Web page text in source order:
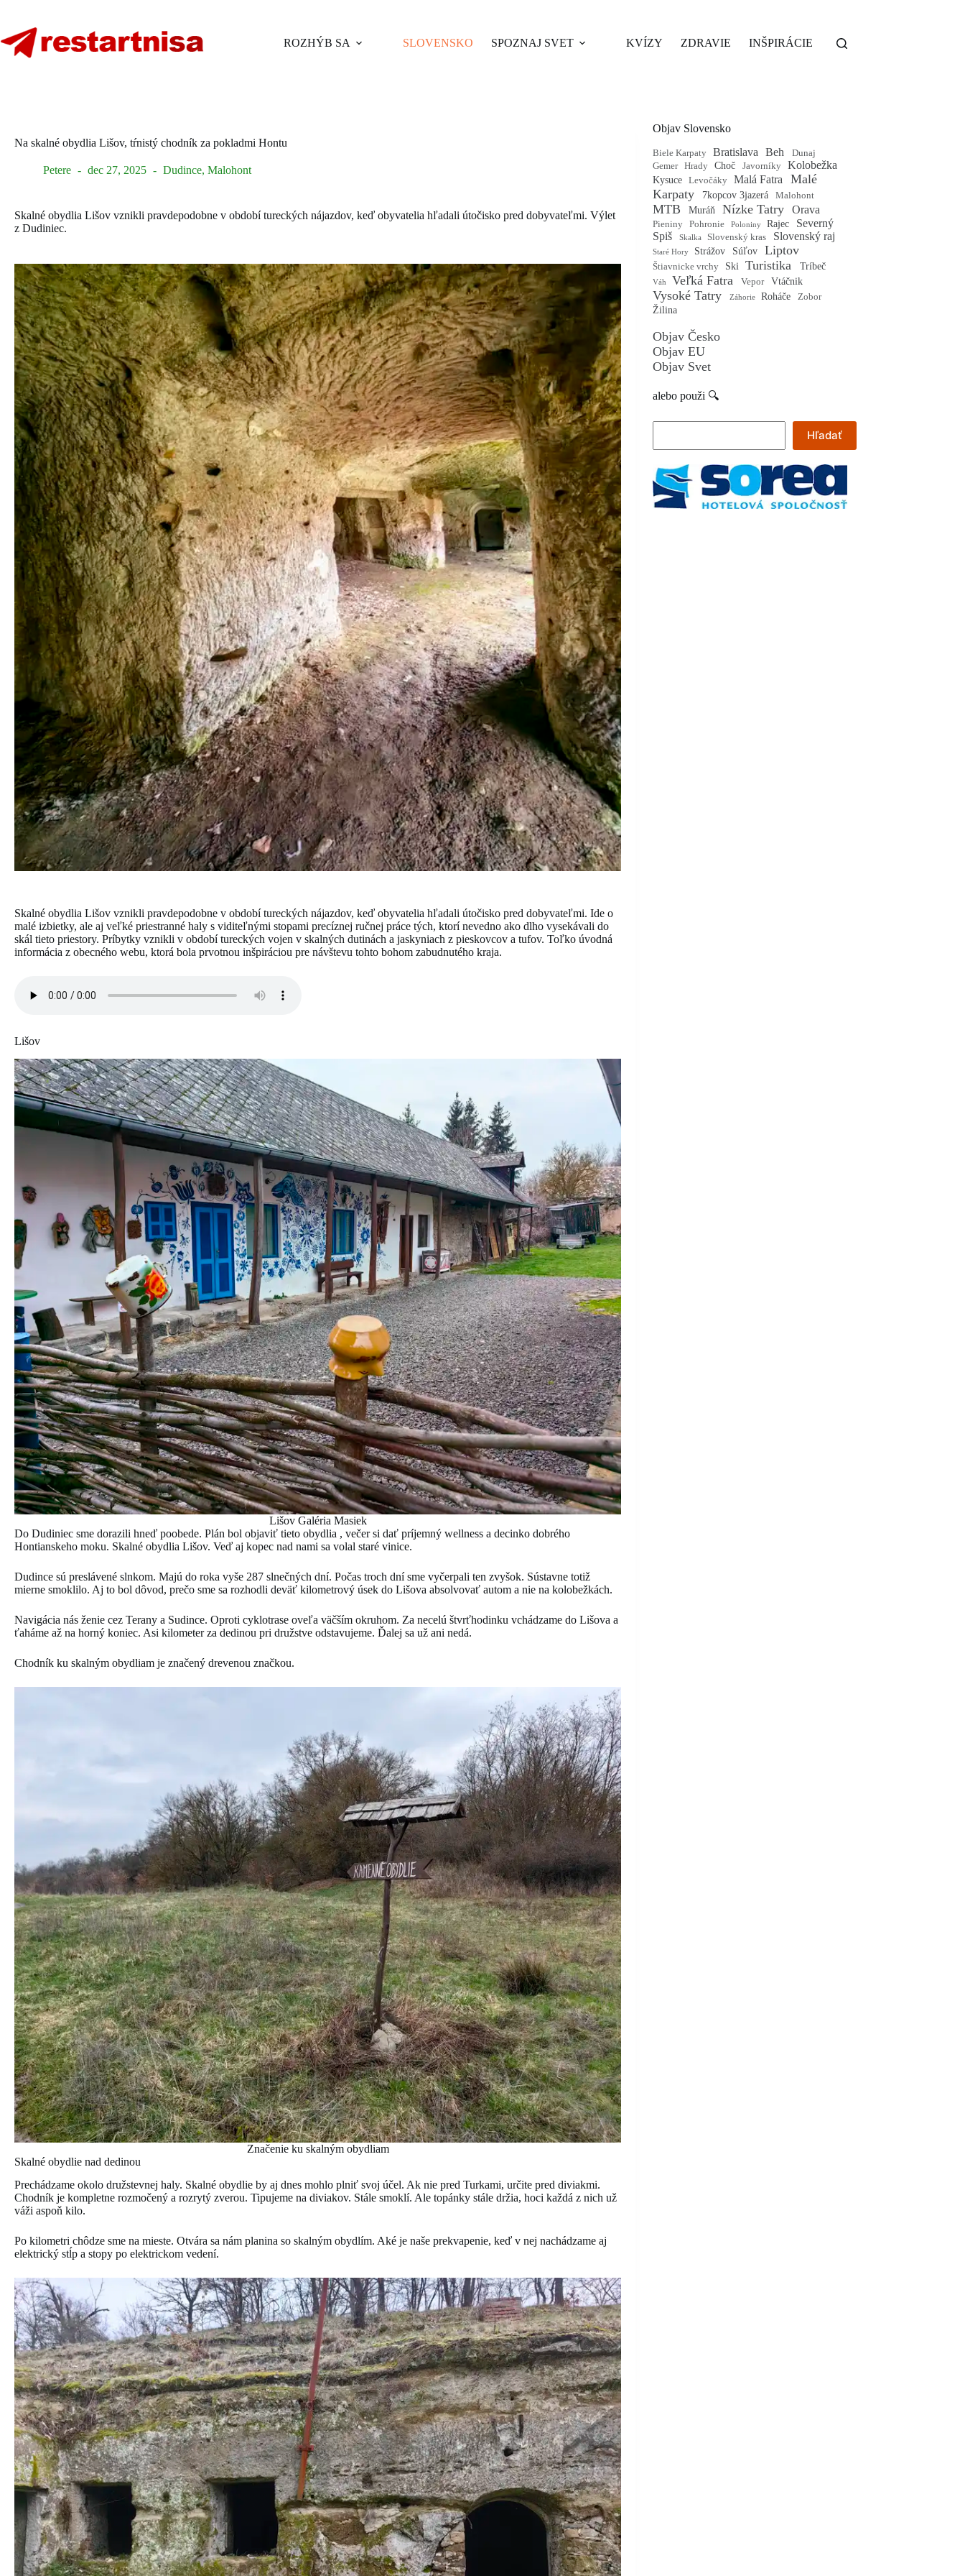
content
ROZHÝB SA
SLOVENSKO SPOZNAJ SVET KVÍZY ZDRAVIE INŠPIRÁCIE
Na skalné obydlia Lišov, tŕnistý chodník za pokladmi Hontu
Petere dec 27, 2025 Dudince, Malohont
Skalné obydlia Lišov vznikli pravdepodobne v období tureckých nájazdov, keď obyvatelia hľadali útočisko pred dobyvateľmi. Výlet
z Dudiniec.
Skalné obydlia Lišov vznikli pravdepodobne v období tureckých nájazdov, keď obyvatelia hľadali útočisko pred dobyvateľmi. Ide o
malé izbietky, ale aj veľké priestranné haly s viditeľnými stopami precíznej ručnej práce tých, ktorí nevedno ako dlho vysekávali do
skál tieto priestory. Príbytky vznikli v období tureckých vojen v skalných dutinách a jaskyniach z pieskovcov a tufov. Toľko úvodná
informácia z obecného webu, ktorá bola prvotnou inšpiráciou pre návštevu tohto bohom zabudnutého kraja.
Lišov
Lišov Galéria Masiek
Do Dudiniec sme dorazili hneď poobede. Plán bol objaviť tieto obydlia , večer si dať príjemný wellness a decinko dobrého
Hontianskeho moku. Skalné obydlia Lišov. Veď aj kopec nad nami sa volal staré vinice.
Dudince sú preslávené slnkom. Majú do roka vyše 287 slnečných dní. Počas troch dní sme vyčerpali ten zvyšok. Sústavne totiž
mierne smoklilo. Aj to bol dôvod, prečo sme sa rozhodli deväť kilometrový úsek do Lišova absolvovať autom a nie na kolobežkách.
Navigácia nás ženie cez Terany a Sudince. Oproti cyklotrase oveľa väčším okruhom. Za necelú štvrťhodinku vchádzame do Lišova a
ťaháme až na horný koniec. Asi kilometer za dedinou pri družstve odstavujeme. Ďalej sa už ani nedá.
Chodník ku skalným obydliam je značený drevenou značkou.
Značenie ku skalným obydliam
Skalné obydlie nad dedinou
Prechádzame okolo družstevnej haly. Skalné obydlie by aj dnes mohlo plniť svoj účel. Ak nie pred Turkami, určite pred diviakmi.
Chodník je kompletne rozmočený a rozrytý zverou. Tipujeme na diviakov. Stále smoklí. Ale topánky stále držia, hoci každá z nich už
váži aspoň kilo.
Po kilometri chôdze sme na mieste. Otvára sa nám planina so skalným obydlím. Aké je naše prekvapenie, keď v nej nachádzame aj
elektrický stĺp a stopy po elektrickom vedení.
Objav Slovensko
Biele Karpaty Bratislava Beh
Dunaj
Gemer
Hrady Choč Javorníky Kolobežka
Kysuce Levočáky Malá Fatra
Malé
Karpaty
7kopcov 3jazerá Malohont
MTB Muráň Nízke Tatry Orava
Pieniny Pohronie Poloniny Rajec
Severný
Spiš
Skalka Slovenský kras Slovenský raj
Staré Hory Strážov Súľov Liptov
Štiavnicke vrchy Ski Turistika Tríbeč
Váh Veľká Fatra Vepor Vtáčnik
Vysoké Tatry Záhorie Roháče Zobor
Žilina
Objav Česko
Objav EU
Objav Svet
alebo použi 🔍
Hľadať